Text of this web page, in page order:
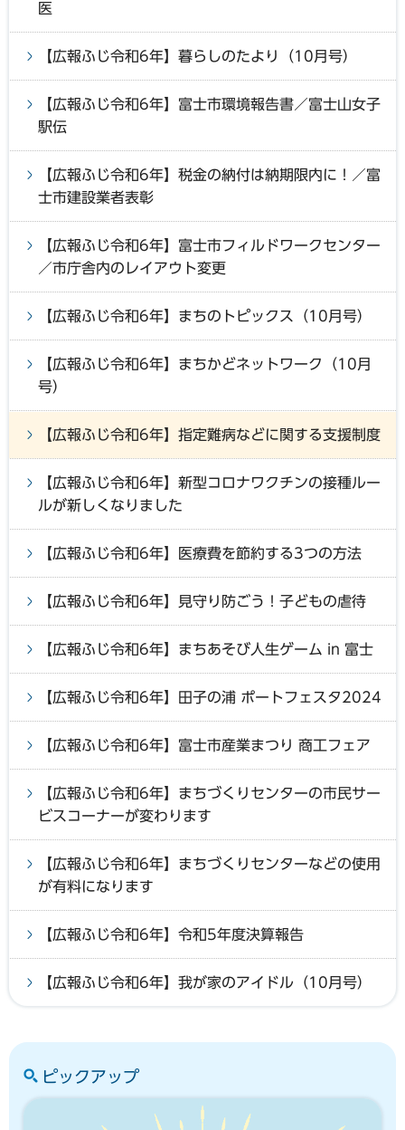
医
【広報ふじ令和6年】暮らしのたより（10月号）
【広報ふじ令和6年】富士市環境報告書／富士山女子
駅伝
【広報ふじ令和6年】税金の納付は納期限内に！／富
士市建設業者表彰
【広報ふじ令和6年】富士市フィルドワークセンター
／市庁舎内のレイアウト変更
【広報ふじ令和6年】まちのトピックス（10月号）
【広報ふじ令和6年】まちかどネットワーク（10月
号）
【広報ふじ令和6年】指定難病などに関する支援制度
【広報ふじ令和6年】新型コロナワクチンの接種ルー
ルが新しくなりました
【広報ふじ令和6年】医療費を節約する3つの方法
【広報ふじ令和6年】見守り防ごう！子どもの虐待
【広報ふじ令和6年】まちあそび人生ゲーム in 富士
【広報ふじ令和6年】田子の浦 ポートフェスタ2024
【広報ふじ令和6年】富士市産業まつり 商工フェア
【広報ふじ令和6年】まちづくりセンターの市民サー
ビスコーナーが変わります
【広報ふじ令和6年】まちづくりセンターなどの使用
が有料になります
【広報ふじ令和6年】令和5年度決算報告
【広報ふじ令和6年】我が家のアイドル（10月号）
ピックアップ